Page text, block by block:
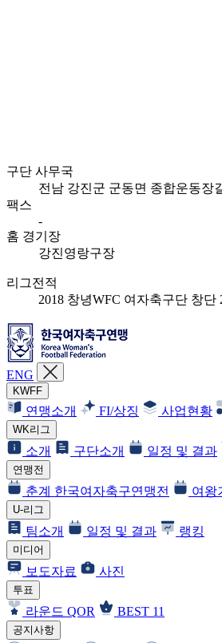
구단 사무국
전남 강진군 군동면 종합운동장
팩스
-
홈 경기장
강진영랑구장
리그전적
2018 창녕WFC 여자축구단 창
ENG
KWFF
연맹소개 FI/상징 사업현황
WK리그
소개 구단소개 일정 및 결과
연맹전
춘계 한국여자축구연맹전 여왕
U-리그
팀소개 일정 및 결과 랭킹
미디어
보도자료 사진
투표
라운드 QOR BEST 11
공지사항